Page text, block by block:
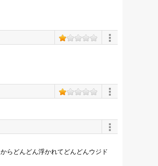
らどんどん浮かれてどんどんウジド